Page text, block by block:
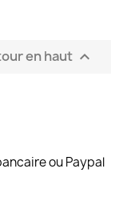
en haut 
ou Paypal